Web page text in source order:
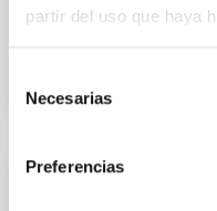
partir del uso que haya
Necesarias
Preferencias
NÚMERO DE CITAS